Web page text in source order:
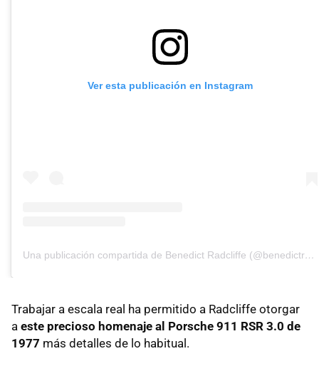
Ver esta publicación en Instagram
Una publicación compartida de Benedict Radcliffe (@benedictradcliffe)
Trabajar a escala real ha permitido a Radcliffe otorgar
a este precioso homenaje al Porsche 911 RSR 3.0 de
1977 más detalles de lo habitual.